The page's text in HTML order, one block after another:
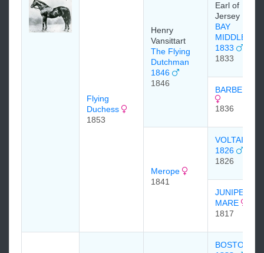
Flying
Duchess
1853
Henry
Vansittart
The Flying
Dutchman
1846
1846
Earl of
Jersey
BAY
MIDDLETON
1833
1833
BARBELLE
1836
Merope
1841
VOLTAIRE
1826
1826
JUNIPER
MARE
1817
BOSTON